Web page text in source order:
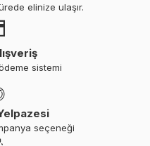
elinize ulaşır.
sistemi
seçeneği